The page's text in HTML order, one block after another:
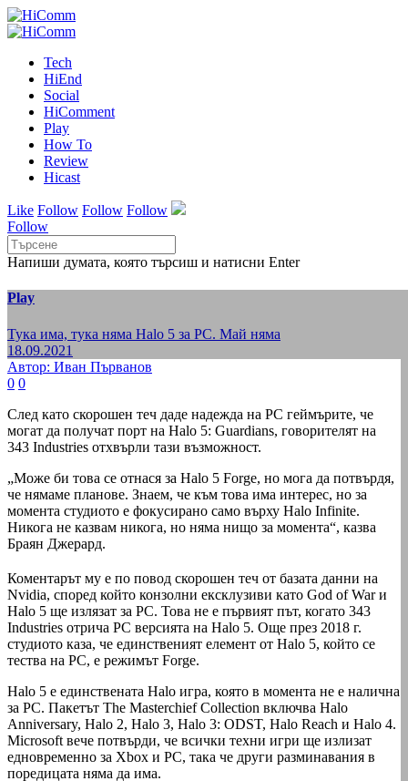
Tech
HiEnd
Social
HiComment
Play
How To
Review
Hicast
Like Follow Follow Follow
Follow
Напиши думата, която търсиш и натисни Enter
Play
Тука има, тука няма Halo 5 за PC. Май няма
18.09.2021
Автор: Иван Първанов
0 0
След като скорошен теч даде надежда на РС геймърите, че
могат да получат порт на Halo 5: Guardians, говорителят на
343 Industries отхвърли тази възможност.
„Може би това се отнася за Halo 5 Forge, но мога да потвърдя,
че нямаме планове. Знаем, че към това има интерес, но за
момента студиото е фокусирано само върху Halo Infinite.
Никога не казвам никога, но няма нищо за момента“, казва
Браян Джерард.
Коментарът му е по повод скорошен теч от базата данни на
Nvidia, според който конзолни ексклузиви като God of War и
Halo 5 ще излязат за РС. Това не е първият път, когато 343
Industries отрича РС версията на Halo 5. Още през 2018 г.
студиото каза, че единственият елемент от Halo 5, който се
тества на РС, е режимът Forge.
Halo 5 е единствената Halo игра, която в момента не е налична
за РС. Пакетът The Masterchief Collection включва Halo
Anniversary, Halo 2, Halo 3, Halo 3: ODST, Halo Reach и Halo 4.
Microsoft вече потвърди, че всички техни игри ще излизат
едновременно за Xbox и РС, така че други разминавания в
поредицата няма да има.